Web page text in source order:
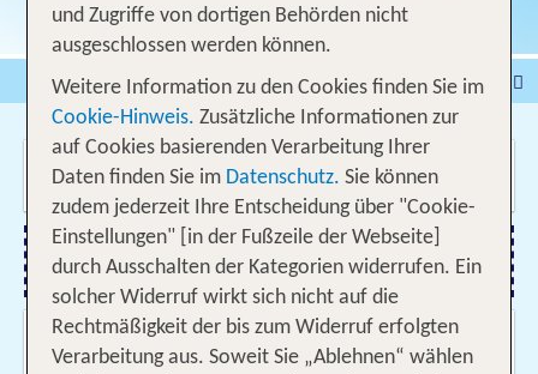
Pauschalferien
Hotel
Städtereisen
% DEALS
Ferienhaus
Kreuzfahrten
Fahrzeuge Ausflüge
Wo soll es hin gehen?
Flug hinzufügen
Wann & wie lange?
09.08.2026 - 02.06.2027, Beliebig
und Zugriffe von dortigen Behörden nicht
ausgeschlossen werden können.
Weitere Information zu den Cookies finden Sie im
Cookie-Hinweis. Zusätzliche Informationen zur
auf Cookies basierenden Verarbeitung Ihrer
Daten finden Sie im Datenschutz. Sie können
zudem jederzeit Ihre Entscheidung über "Cookie-
Einstellungen" [in der Fußzeile der Webseite]
durch Ausschalten der Kategorien widerrufen. Ein
solcher Widerruf wirkt sich nicht auf die
Rechtmäßigkeit der bis zum Widerruf erfolgten
Verarbeitung aus. Soweit Sie „Ablehnen“ wählen